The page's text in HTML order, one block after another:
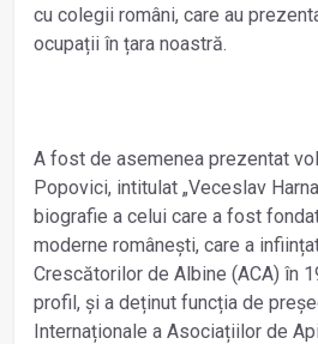
cu colegii români, care au
ocupații în țara noastră.
A fost de asemenea prezentat
Popovici, intitulat „Veceslav
biografie a celui care a fost
moderne românești, care a
Crescătorilor de Albine (ACA) în
profil, și a deținut funcția de
Internaționale a Asociațiilor de